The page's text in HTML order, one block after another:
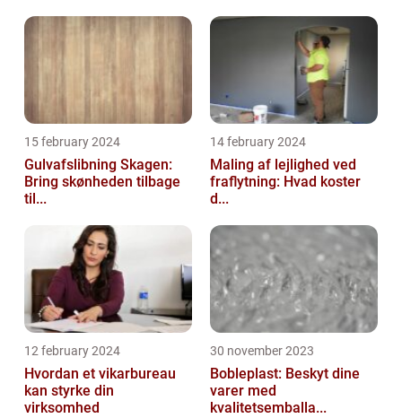
15 february 2024
Gulvafslibning Skagen:
Bring skønheden tilbage
til...
14 february 2024
Maling af lejlighed ved
fraflytning: Hvad koster
d...
12 february 2024
Hvordan et vikarbureau
kan styrke din
virksomhed
30 november 2023
Bobleplast: Beskyt dine
varer med
kvalitetsemballa...